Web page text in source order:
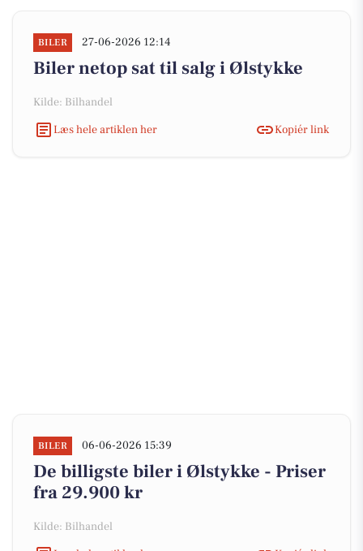
BILER 27-06-2026 12:14
Biler netop sat til salg i Ølstykke
Kilde: Bilhandel
Læs hele artiklen her
Kopiér link
BILER 06-06-2026 15:39
De billigste biler i Ølstykke - Priser
fra 29.900 kr
Kilde: Bilhandel